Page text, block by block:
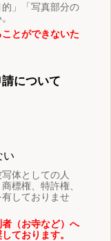
」「写真部分の
とができないた
について
い
体としての人
標権、特許権、
しておりませ
（お寺など）へ
ております。